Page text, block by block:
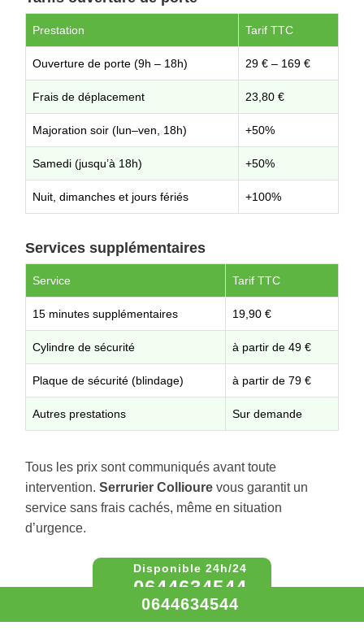
Prestation Tarif TTC
Ouverture de porte (9h – 18h) 29 € – 169 €
Frais de déplacement 23,80 €
Majoration soir (lun–ven, 18h) +50%
Samedi (jusqu’à 18h) +50%
Nuit, dimanches et jours fériés +100%
Services supplémentaires
Service Tarif TTC
15 minutes supplémentaires 19,90 €
Cylindre de sécurité à partir de 49 €
Plaque de sécurité (blindage) à partir de 79 €
Autres prestations Sur demande
Tous les prix sont communiqués avant toute
intervention. Serrurier Collioure vous garantit un
service sans frais cachés, même en situation
d’urgence.
0644634544
0644634544